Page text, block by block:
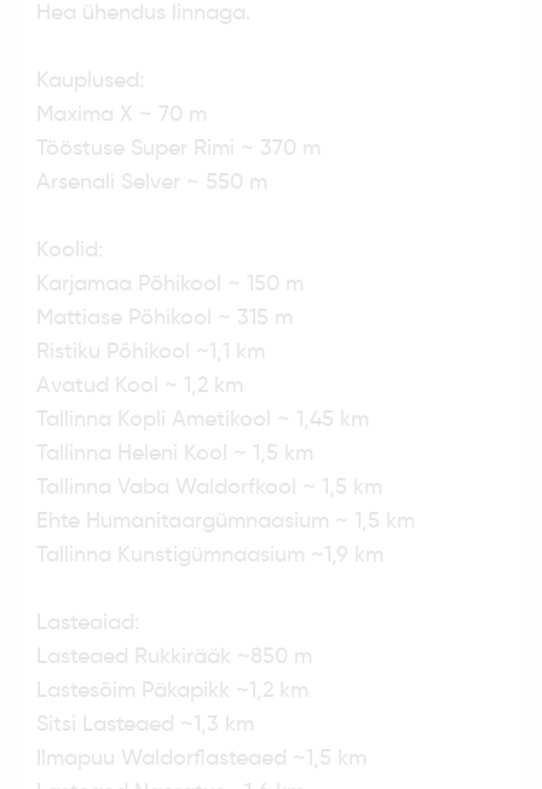
Hea ühendus linnaga.
Kauplused:
Maxima X ~ 70 m
Tööstuse Super Rimi ~ 370 m
Arsenali Selver ~ 550 m
Koolid:
Karjamaa Põhikool ~ 150 m
Mattiase Põhikool ~ 315 m
Ristiku Põhikool ~1,1 km
Avatud Kool ~ 1,2 km
Tallinna Kopli Ametikool ~ 1,45 km
Tallinna Heleni Kool ~ 1,5 km
Tallinna Vaba Waldorfkool ~ 1,5 km
Ehte Humanitaargümnaasium ~ 1,5 km
Tallinna Kunstigümnaasium ~1,9 km
Lasteaiad:
Lasteaed Rukkirääk ~850 m
Lastesõim Päkapikk ~1,2 km
Sitsi Lasteaed ~1,3 km
Ilmapuu Waldorflasteaed ~1,5 km